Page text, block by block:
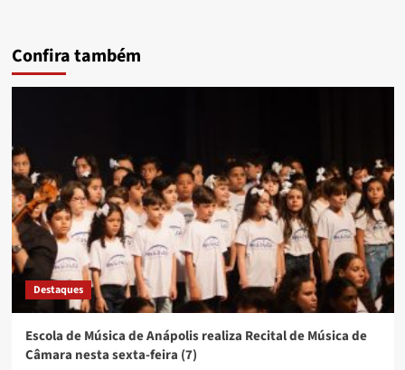
Confira também
Destaques
Escola de Música de Anápolis realiza Recital de Música de
Câmara nesta sexta-feira (7)